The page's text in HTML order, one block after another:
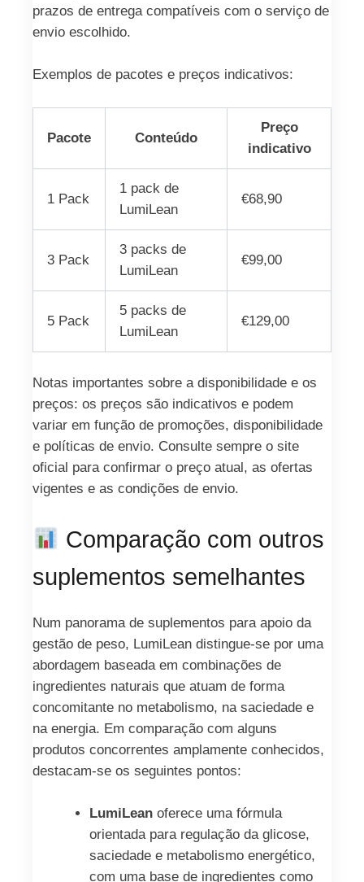
prazos de entrega compatíveis com o serviço de
envio escolhido.
Exemplos de pacotes e preços indicativos:
Pacote Conteúdo
Preço
indicativo
1 Pack
1 pack de
LumiLean
€68,90
3 Pack
3 packs de
LumiLean
€99,00
5 Pack
5 packs de
LumiLean
€129,00
Notas importantes sobre a disponibilidade e os
preços: os preços são indicativos e podem
variar em função de promoções, disponibilidade
e políticas de envio. Consulte sempre o site
oficial para confirmar o preço atual, as ofertas
vigentes e as condições de envio.
Comparação com outros
suplementos semelhantes
Num panorama de suplementos para apoio da
gestão de peso, LumiLean distingue-se por uma
abordagem baseada em combinações de
ingredientes naturais que atuam de forma
concomitante no metabolismo, na saciedade e
na energia. Em comparação com alguns
produtos concorrentes amplamente conhecidos,
destacam-se os seguintes pontos:
LumiLeanoferece uma fórmula
orientada para regulação da glicose,
saciedade e metabolismo energético,
com uma base de ingredientes como